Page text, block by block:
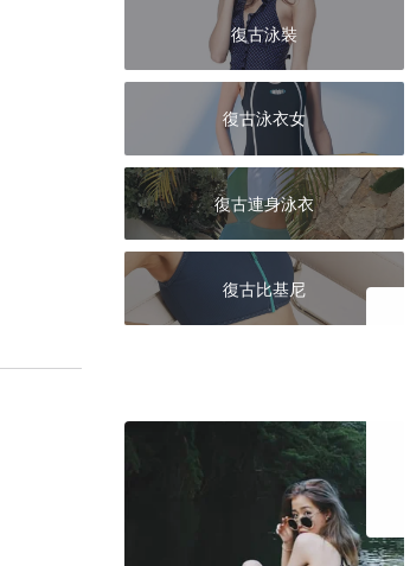
復古泳裝
復古泳衣女
復古連身泳衣
復古比基尼